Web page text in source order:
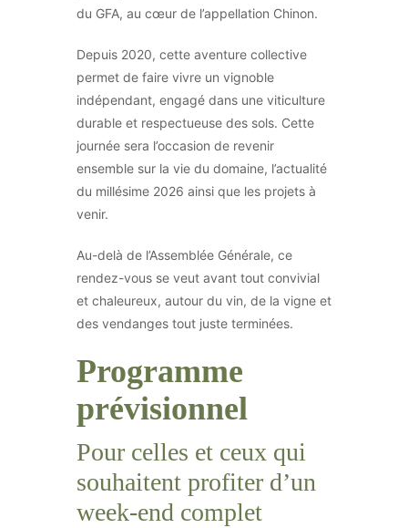
du GFA, au cœur de l’appellation Chinon.
Depuis 2020, cette aventure collective
permet de faire vivre un vignoble
indépendant, engagé dans une viticulture
durable et respectueuse des sols. Cette
journée sera l’occasion de revenir
ensemble sur la vie du domaine, l’actualité
du millésime 2026 ainsi que les projets à
venir.
Au-delà de l’Assemblée Générale, ce
rendez-vous se veut avant tout convivial
et chaleureux, autour du vin, de la vigne et
des vendanges tout juste terminées.
Programme
prévisionnel
Pour celles et ceux qui
souhaitent profiter d’un
week-end complet